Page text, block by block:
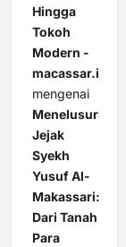
Hingga
Tokoh
Modern -
macassar.id
mengenai
Menelusuri
Jejak
Syekh
Yusuf Al-
Makassari:
Dari Tanah
Para